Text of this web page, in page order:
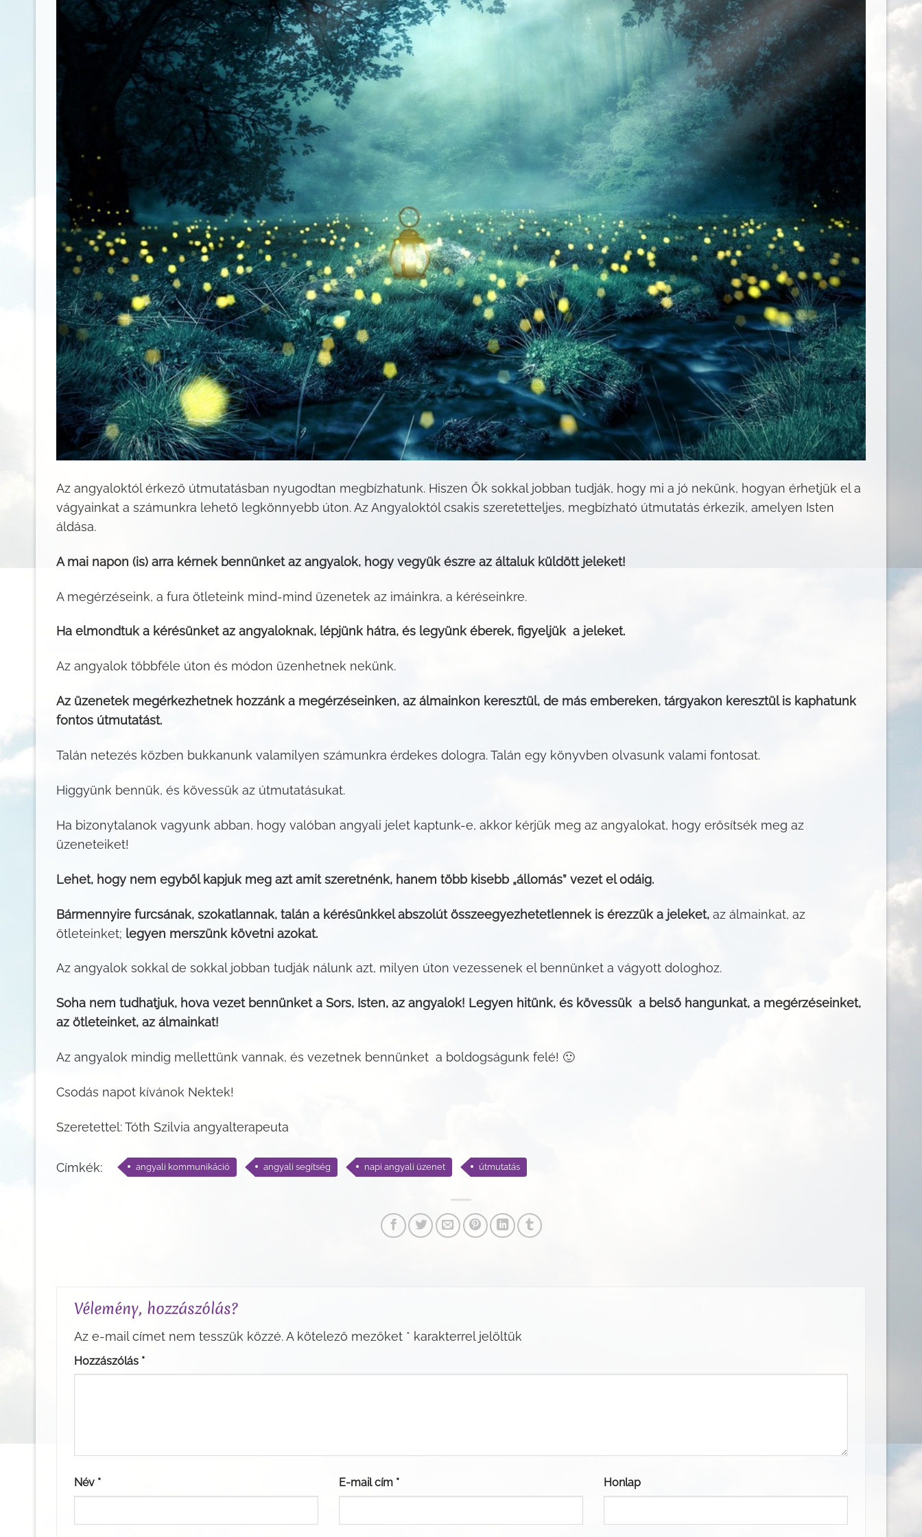
Az angyaloktól érkező útmutatásban nyugodtan megbízhatunk. Hiszen Ők sokkal jobban tudják, hogy mi a jó nekünk, hogyan érhetjük el a
vágyainkat a számunkra lehető legkönnyebb úton. Az Angyaloktól csakis szeretetteljes, megbízható útmutatás érkezik, amelyen Isten
áldása.
A mai napon (is) arra kérnek bennünket az angyalok, hogy vegyük észre az általuk küldött jeleket!
A megérzéseink, a fura ötleteink mind-mind üzenetek az imáinkra, a kéréseinkre.
Ha elmondtuk a kérésünket az angyaloknak, lépjünk hátra, és legyünk éberek, figyeljük a jeleket.
Az angyalok többféle úton és módon üzenhetnek nekünk.
Az üzenetek megérkezhetnek hozzánk a megérzéseinken, az álmainkon keresztül, de más embereken, tárgyakon keresztül is kaphatunk
fontos útmutatást.
Talán netezés közben bukkanunk valamilyen számunkra érdekes dologra. Talán egy könyvben olvasunk valami fontosat.
Higgyünk bennük, és kövessük az útmutatásukat.
Ha bizonytalanok vagyunk abban, hogy valóban angyali jelet kaptunk-e, akkor kérjük meg az angyalokat, hogy erősítsék meg az
üzeneteiket!
Lehet, hogy nem egyből kapjuk meg azt amit szeretnénk, hanem több kisebb „állomás” vezet el odáig.
Bármennyire furcsának, szokatlannak, talán a kérésünkkel abszolút összeegyezhetetlennek is érezzük a jeleket, az álmainkat, az
ötleteinket; legyen merszünk követni azokat.
Az angyalok sokkal de sokkal jobban tudják nálunk azt, milyen úton vezessenek el bennünket a vágyott dologhoz.
Soha nem tudhatjuk, hova vezet bennünket a Sors, Isten, az angyalok! Legyen hitünk, és kövessük a belső hangunkat, a megérzéseinket,
az ötleteinket, az álmainkat!
Az angyalok mindig mellettünk vannak, és vezetnek bennünket a boldogságunk felé! 🙂
Csodás napot kívánok Nektek!
Szeretettel: Tóth Szilvia angyalterapeuta
Címkék: angyali kommunikáció angyali segítség napi angyali üzenet útmutatás
Vélemény, hozzászólás?
Az e-mail címet nem tesszük közzé.A kötelező mezőket * karakterrel jelöltük
Hozzászólás *
Név * E-mail cím * Honlap